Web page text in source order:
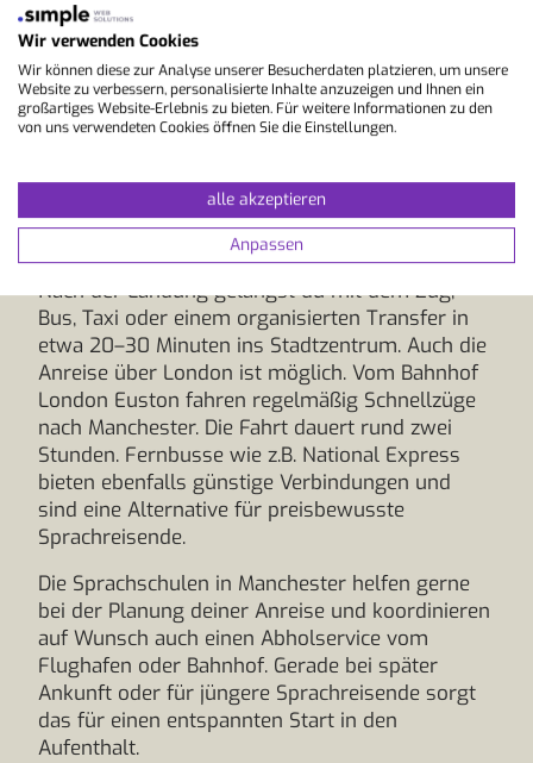
Ein Sprachaufenthalt in Manchester ist die ideale
Gelegenheit, Englisch in einer lebendigen und
weltoffenen Stadt zu lernen. Die Metropole im
Norden Englands ist bekannt für ihre
Musikszene, Industriegeschichte und moderne
Die bequemste Anreise erfolgt per Flug. Der
internationale Flughafen Manchester wird von
zahlreichen Städten regelmäßig angeflogen.
Nach der Landung gelangst du mit dem Zug,
Bus, Taxi oder einem organisierten Transfer in
etwa 20–30 Minuten ins Stadtzentrum. Auch die
Anreise über London ist möglich. Vom Bahnhof
London Euston fahren regelmäßig Schnellzüge
nach Manchester. Die Fahrt dauert rund zwei
Stunden. Fernbusse wie z.B. National Express
bieten ebenfalls günstige Verbindungen und
sind eine Alternative für preisbewusste
Sprachreisende.
Die Sprachschulen in Manchester helfen gerne
bei der Planung deiner Anreise und koordinieren
auf Wunsch auch einen Abholservice vom
Flughafen oder Bahnhof. Gerade bei später
Ankunft oder für jüngere Sprachreisende sorgt
das für einen entspannten Start in den
Aufenthalt.
Wir verwenden Cookies
Wir können diese zur Analyse unserer Besucherdaten platzieren, um unsere
Website zu verbessern, personalisierte Inhalte anzuzeigen und Ihnen ein
großartiges Website-Erlebnis zu bieten. Für weitere Informationen zu den
von uns verwendeten Cookies öffnen Sie die Einstellungen.
alle akzeptieren
Anpassen